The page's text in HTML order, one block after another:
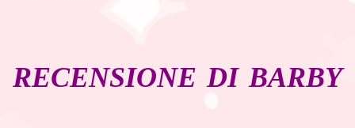
RECENSIONE DI BARBY